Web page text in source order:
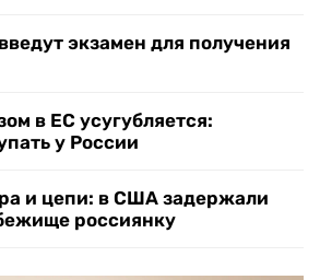
экзамен для получения
в ЕС усугубляется:
у России
и цепи: в США задержали
россиянку